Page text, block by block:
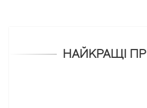
НАЙКРАЩІ